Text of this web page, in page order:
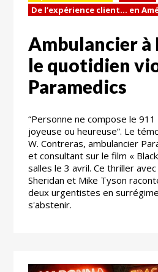
De l’expérience client… en
Ambulancier à
le quotidien
Paramedics
“Personne ne compose le
joyeuse ou heureuse”. Le
W. Contreras, ambulancier
et consultant sur le film «
salles le 3 avril. Ce thriller
Sheridan et Mike Tyson
deux urgentistes en
s'abstenir.